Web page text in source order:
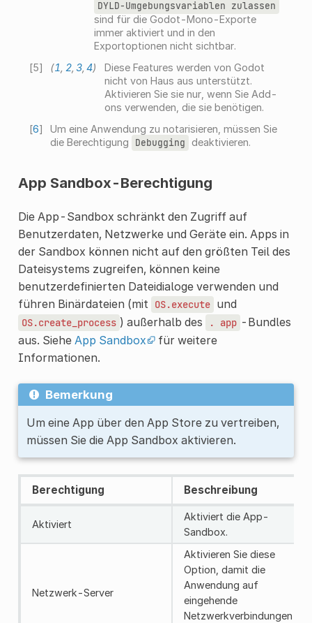
DYLD-Umgebungsvariablen zulassen
sind für die Godot-Mono-Exporte
immer aktiviert und in den
Exportoptionen nicht sichtbar.
[5] (1 2, 3 4)
Diese Features werden von Godot
nicht von Haus aus unterstützt.
Aktivieren Sie sie nur, wenn Sie Add-
ons verwenden, die sie benötigen.
[6]
Um eine Anwendung zu notarisieren, müssen Sie
die Berechtigung
Debugging deaktivieren.
App Sandbox-Berechtigung
Die App-Sandbox schränkt den Zugriff auf
Benutzerdaten, Netzwerke und Geräte ein. Apps in
der Sandbox können nicht auf den größten Teil des
Dateisystems zugreifen, können keine
benutzerdefinierten Dateidialoge verwenden und
führen Binärdateien (mit
OS.execute und
OS.create_process ) außerhalb des . app -Bundles
aus. Siehe App Sandbox
für weitere
Informationen.
Bemerkung
Um eine App über den App Store zu vertreiben,
müssen Sie die App Sandbox aktivieren.
Berechtigung Beschreibung
Aktiviert
Aktiviert die App-
Sandbox.
Netzwerk-Server
Aktivieren Sie diese
Option, damit die
Anwendung auf
eingehende
Netzwerkverbindungen